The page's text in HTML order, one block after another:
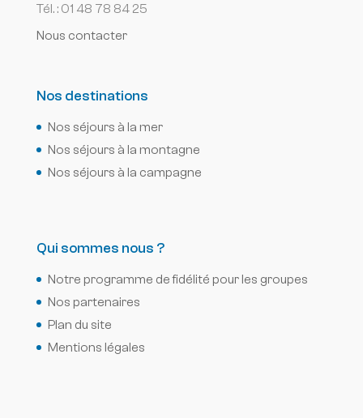
Tél. : 01 48 78 84 25
Nous contacter
Nos destinations
Nos séjours à la mer
Nos séjours à la montagne
Nos séjours à la campagne
Qui sommes nous ?
Notre programme de fidélité pour les groupes
Nos partenaires
Plan du site
Mentions légales